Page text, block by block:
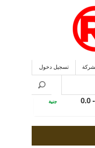
تسجيل دخول
جنية